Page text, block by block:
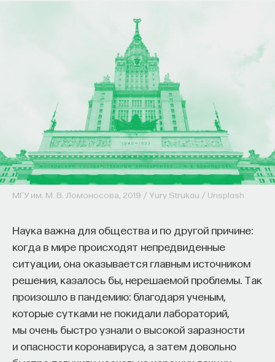
МГУ им. М. В. Ломоносова, 2019 / Yury Strukau / Unsplash
Наука важна для общества и по другой причине:
когда в мире происходят непредвиденные
ситуации, она оказывается главным источником
решения, казалось бы, нерешаемой проблемы. Так
произошло в пандемию: благодаря ученым,
которые сутками не покидали лабораторий,
мы очень быстро узнали о высокой заразности
и опасности коронавируса, а затем довольно